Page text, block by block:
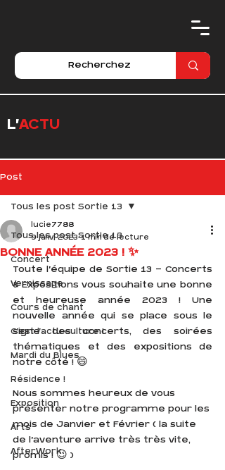
L'ACTU
Post
Tous les post Sortie 13
Concert
Vernissage
Cours de chant
C'est l'actu culture !
Mardi du Blues
Résidence !
Exposition
Arts
AfterWork
Tous les post Sortie 13
BONNE ANNÉE 2023 ! ✨
lucie7788
9 janv. 2023 1 min de lecture
Toute l'équipe de Sortie 13 - Concerts
& Expositions vous souhaite une bonne
et heureuse année 2023 ! Une
nouvelle année qui se place sous le
signe des concerts, des soirées
thématiques et des expositions de
notre côté ! 😄
Nous sommes heureux de vous
présenter notre programme pour les
mois de Janvier et Février ( la suite
de l'aventure arrive très très vite,
promis ! 😉 )